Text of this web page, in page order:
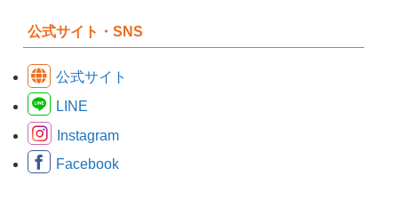
公式サイト・SNS
公式サイト
LINE
Instagram
Facebook